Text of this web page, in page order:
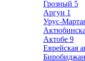
Грозный 5
Аргун 1
Урус-
Актобе 9
Еврейская
Биробиджан